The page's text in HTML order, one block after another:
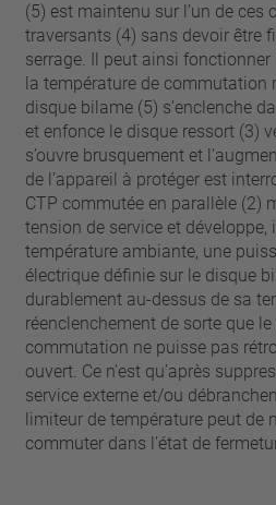
(5) est maintenu sur l’un de ces
traversants (4) sans devoir être
serrage. Il peut ainsi
la température de commutation
disque bilame (5) s’enclenche
et enfonce le disque ressort (3)
s’ouvre brusquement et
de l’appareil à protéger est
CTP commutée en parallèle (2)
tension de service et
température ambiante, une
électrique définie sur le disque
durablement au-dessus de sa
réenclenchement de sorte que
commutation ne puisse pas
ouvert. Ce n’est qu’après
service externe et/ou
limiteur de température peut de
commuter dans l’état de